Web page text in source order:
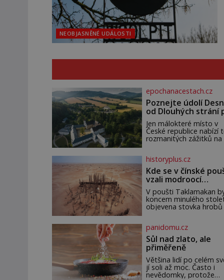
NEOBJASNĚNÉ UDÁLOSTI
epochanacestach.cz
Poznejte údolí
od Dlouhých strání
termální prameny
Jen málokteré místo v
České republice nabízí
rozmanitých zážitků na
Jeseníků. Během
dne můžete
do útrob jedné z
nejvýznamnějších
elektráren v Evropě,
se na horské hřebeny,
projet se na koloběžce
den zakončit
Losinách nebo v
historyplus.cz
Kde se v čínské
vzali modroocí
blonďáci?
V poušti Taklamakan
koncem minulého
objevena stovka hrobů
pohřbeni s úctou a
četnými milodary. Asi
přitom vědce zaujal hrob
tříměsíčního chlapečka s
modrou filcovou
níž se draly blonďaté
vlásky. Fakt, že jsou těla
panidomu.cz
Sůl nad zlato, ale
přiměřeně
Většina lidí po celém
jí soli až moc. Často i
nevědomky, protože